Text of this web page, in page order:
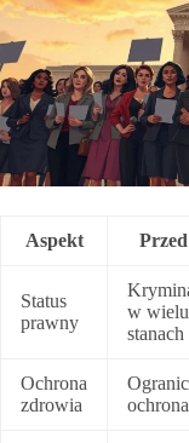
Aspekt
Status
prawny
w wielu
stanach
Ochrona
zdrowia
ochrona